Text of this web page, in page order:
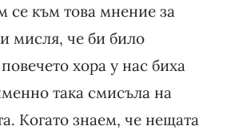
се към това мнение за
мисля, че би било
хора у нас биха
така смисъла на
Когато знаем, че нещата